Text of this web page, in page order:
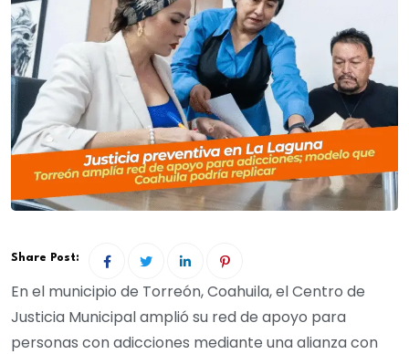
Share Post:
En el municipio de Torreón, Coahuila, el Centro de
Justicia Municipal amplió su red de apoyo para
personas con adicciones mediante una alianza con